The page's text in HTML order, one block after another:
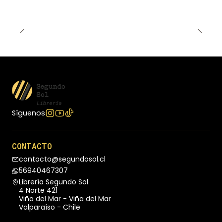
Síguenos
CONTACTO
contacto@segundosol.cl
56940467307
Librería Segundo Sol
4 Norte 421
Viña del Mar - Viña del Mar
Valparaíso - Chile